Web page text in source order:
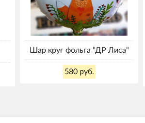
Шар круг фольга "ДР Лиса"
580 руб.